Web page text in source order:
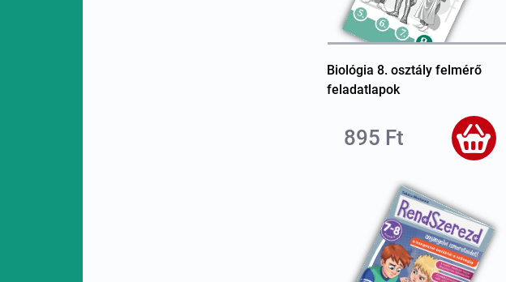
Biológia 8. osztály felmérő
feladatlapok
895 Ft